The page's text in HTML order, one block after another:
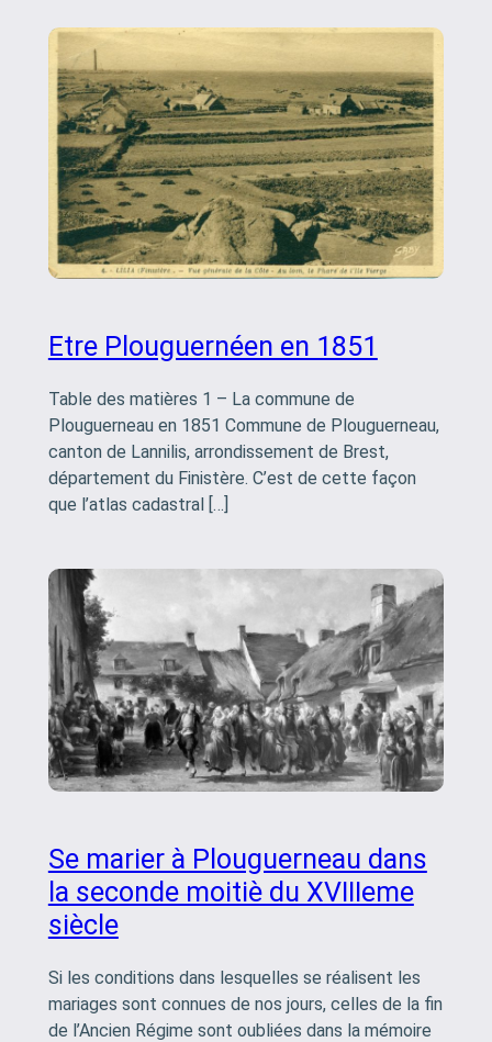
Etre Plouguernéen en 1851
Table des matières 1 – La commune de
Plouguerneau en 1851 Commune de Plouguerneau,
canton de Lannilis, arrondissement de Brest,
département du Finistère. C’est de cette façon
que l’atlas cadastral […]
Se marier à Plouguerneau dans
la seconde moitiè du XVIIIeme
siècle
Si les conditions dans lesquelles se réalisent les
mariages sont connues de nos jours, celles de la fin
de l’Ancien Régime sont oubliées dans la mémoire